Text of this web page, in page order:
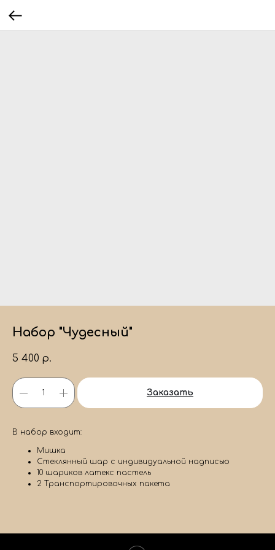
Набор "Чудесный"
5 400 р.
Заказать
В набор входит:
Мишка
Стеклянный шар с индивидуальной надписью
10 шариков латекс пастель
2 Транспортировочных пакета